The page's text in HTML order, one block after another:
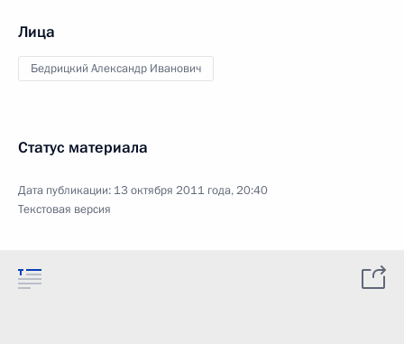
Лица
Бедрицкий Александр Иванович
Статус материала
Дата публикации: 13 октября 2011 года, 20:40
Текстовая версия